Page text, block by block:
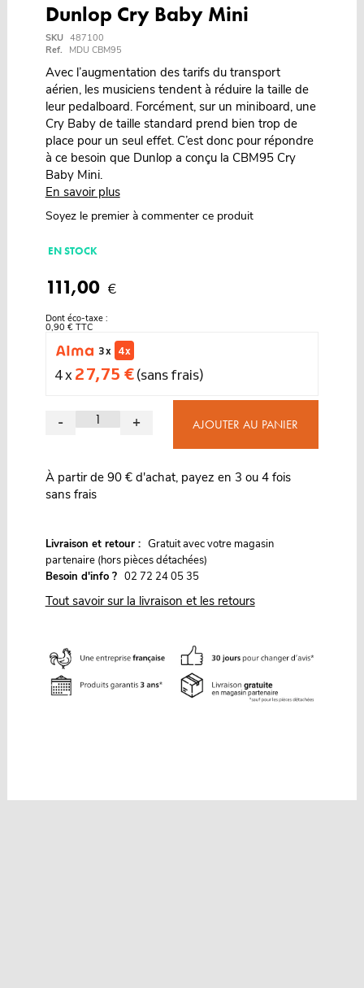
Dunlop Cry Baby Mini
SKU 487100
Ref.
MDU CBM95
Avec l’augmentation des tarifs du transport
aérien, les musiciens tendent à réduire la taille de
leur pedalboard. Forcément, sur un miniboard, une
Cry Baby de taille standard prend bien trop de
place pour un seul effet. C’est donc pour répondre
à ce besoin que Dunlop a conçu la CBM95 Cry
Baby Mini.
En savoir plus
Soyez le premier à commenter ce produit
EN STOCK
111,00 €
Dont éco-taxe :
0,90 € TTC
3 x
4 x
4 x 27,75 €(sans frais)
- + AJOUTER AU PANIER
À partir de 90 € d'achat, payez en 3 ou 4 fois
sans frais
Livraison et retour : Gratuit avec votre magasin
partenaire (hors pièces détachées)
Besoin d'info ? 02 72 24 05 35
Tout savoir sur la livraison et les retours